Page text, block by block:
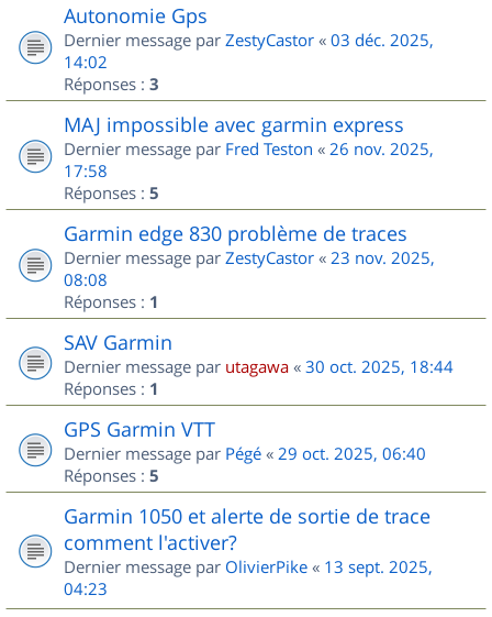
Autonomie Gps
Dernier message par ZestyCastor « 03 déc. 2025,
14:02
Réponses : 3
MAJ impossible avec garmin express
Dernier message par Fred Teston « 26 nov. 2025,
17:58
Réponses : 5
Garmin edge 830 problème de traces
Dernier message par ZestyCastor « 23 nov. 2025,
08:08
Réponses : 1
SAV Garmin
Dernier message par utagawa « 30 oct. 2025, 18:44
Réponses : 1
GPS Garmin VTT
Dernier message par Pégé « 29 oct. 2025, 06:40
Réponses : 5
Garmin 1050 et alerte de sortie de trace
comment l'activer?
Dernier message par OlivierPike « 13 sept. 2025,
04:23